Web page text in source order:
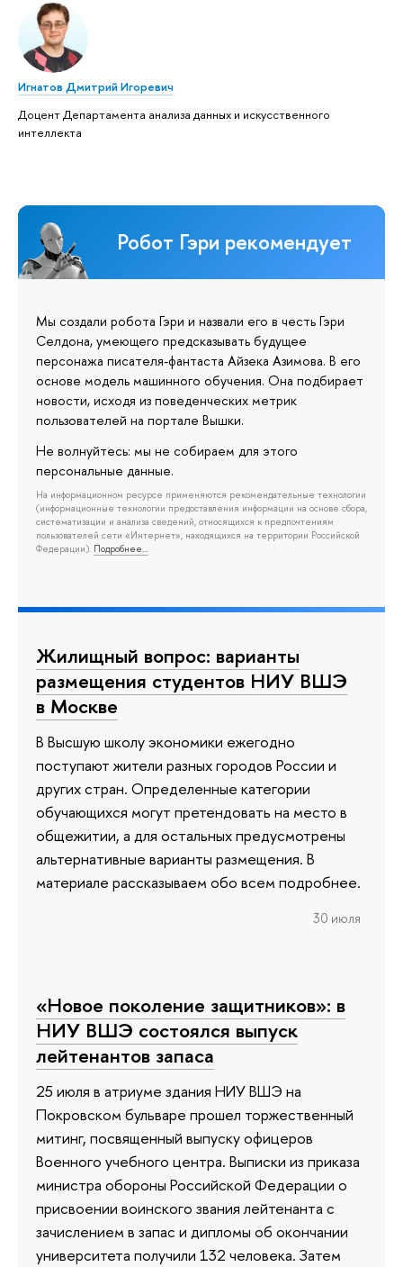
Игнатов Дмитрий Игоревич
Доцент Департамента анализа данных и искусственного
интеллекта
Робот Гэри рекомендует
Мы создали робота Гэри и назвали его в честь Гэри
Селдона, умеющего предсказывать будущее
персонажа писателя-фантаста Айзека Азимова. В его
основе модель машинного обучения. Она подбирает
новости, исходя из поведенческих метрик
пользователей на портале Вышки.
Не волнуйтесь: мы не собираем для этого
персональные данные.
На информационном ресурсе применяются рекомендательные технологии
(информационные технологии предоставления информации на основе сбора,
систематизации и анализа сведений, относящихся к предпочтениям
пользователей сети «Интернет», находящихся на территории Российской
Федерации). Подробнее…
Жилищный вопрос: варианты
размещения студентов НИУ ВШЭ
в Москве
В Высшую школу экономики ежегодно
поступают жители разных городов России и
других стран. Определенные категории
обучающихся могут претендовать на место в
общежитии, а для остальных предусмотрены
альтернативные варианты размещения. В
материале рассказываем обо всем подробнее.
30 июля
«Новое поколение защитников»: в
НИУ ВШЭ состоялся выпуск
лейтенантов запаса
25 июля в атриуме здания НИУ ВШЭ на
Покровском бульваре прошел торжественный
митинг, посвященный выпуску офицеров
Военного учебного центра. Выписки из приказа
министра обороны Российской Федерации о
присвоении воинского звания лейтенанта с
зачислением в запас и дипломы об окончании
университета получили 132 человека. Затем